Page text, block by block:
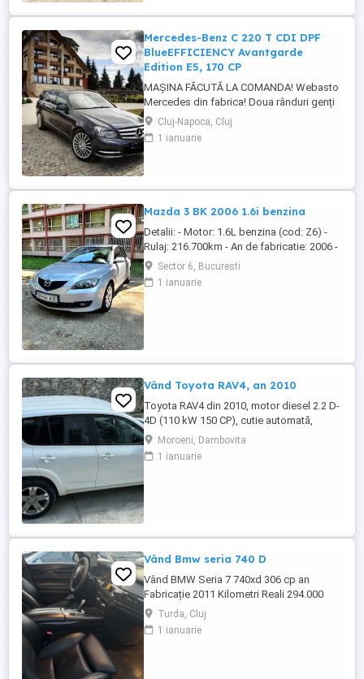
Mercedes-Benz C 220 T CDI DPF
BlueEFFICIENCY Avantgarde
Edition E5, 170 CP
MAȘINA FĂCUTĂ LA COMANDA! Webasto
Mercedes din fabrica! Doua rânduri genți
echipate. Echipament special: Faruri bi-
xenon cu distribuție adaptivă a luminii
(Intelligent Light System), sistem de
velur, rezervor de combustibil: ...
Cluj-Napoca, Cluj
1 ianuarie
Mazda 3 BK 2006 1.6i benzina
Detalii: - Motor: 1.6L benzina (cod: Z6) -
Rulaj: 216.700km - An de fabricatie: 2006 -
Caroserie: Hatchback (cod: BK 14Z) -
Culoare: Gri - Serie sasiu:
JMZBK14Z271511411 - Transmisie:
Sector 6, Bucuresti
1 ianuarie
Vând Toyota RAV4, an 2010
Toyota RAV4 din 2010, motor diesel 2.2 D-
4D (110 kW 150 CP), cutie automată,
tracțiune integrală (4x4). Kilometraj:
170.000 km. Caroserie SUV, 5 locuri,
culoare albă. Dotări: scaune piele, cruise
Moroeni, Dambovita
1 ianuarie
Vând Bmw seria 740 D
Vând BMW Seria 7 740xd 306 cp an
Fabricație 2011 Kilometri Reali 294.000
Mașina are 5 butoane. Interior piele
neagră. Scaune electrice cu memorie și
masaj încălzite și ventilate. Bancheta ...
Turda, Cluj
1 ianuarie